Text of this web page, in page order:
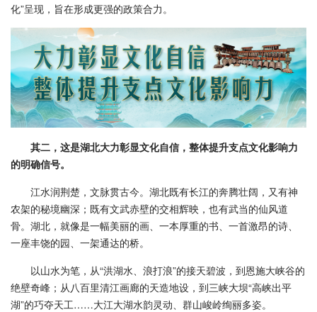
化”呈现，旨在形成更强的政策合力。
其二，这是湖北大力彰显文化自信，整体提升支点文化影响力
的明确信号。
江水润荆楚，文脉贯古今。湖北既有长江的奔腾壮阔，又有神
农架的秘境幽深；既有文武赤壁的交相辉映，也有武当的仙风道
骨。湖北，就像是一幅美丽的画、一本厚重的书、一首激昂的诗、
一座丰饶的园、一架通达的桥。
以山水为笔，从“洪湖水、浪打浪”的接天碧波，到恩施大峡谷的
绝壁奇峰；从八百里清江画廊的天造地设，到三峡大坝“高峡出平
湖”的巧夺天工……大江大湖水韵灵动、群山峻岭绚丽多姿。